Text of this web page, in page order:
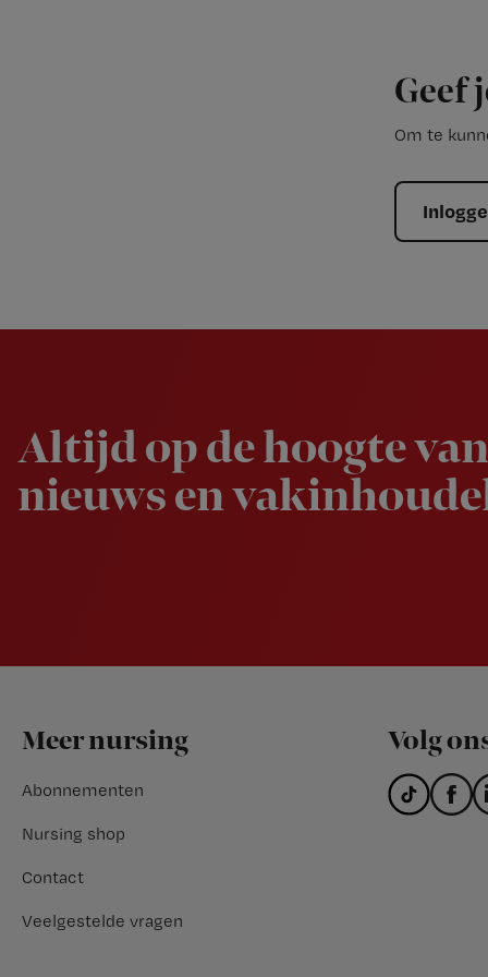
Geef
Om te
Altijd op de hoogte
nieuws en
Footer
Meer nursing
Abonnementen
Nursing shop
Contact
Veelgestelde vragen
Volg